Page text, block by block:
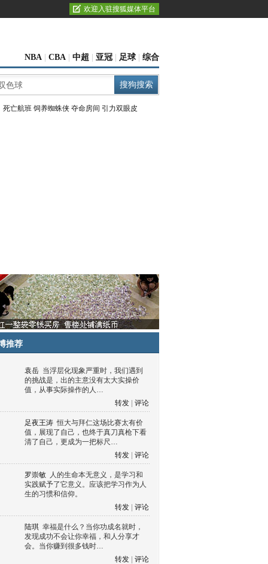
欢迎入驻搜狐媒体平台
NBA CBA 中超 亚冠 足球 综合
死亡航班 饲养蜘蛛侠 夺命房间 引力双眼皮
推荐
袁岳 当浮层化现象严重时，我们遇到
的挑战是，出的主意没有太大实操价
值，从事实际操作的人…
转发
评论
足夜王涛 恒大与拜仁这场比赛太有价
值，展现了自己，也终于真刀真枪下看
清了自己，更成为一把标尺…
转发
评论
罗崇敏 人的生命本无意义，是学习和
实践赋予了它意义。应该把学习作为人
生的习惯和信仰。
转发
评论
陆琪 幸福是什么？当你功成名就时，
发现成功不会让你幸福，和人分享才
会。当你赚到很多钱时…
转发
评论